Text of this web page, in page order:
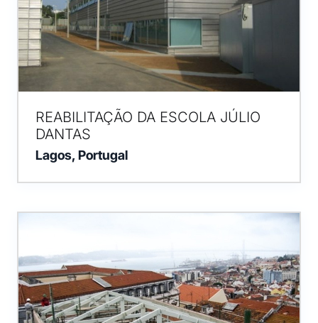
REABILITAÇÃO DA ESCOLA JÚLIO
DANTAS
Lagos, Portugal